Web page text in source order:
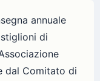
annuale
di
dal Comitato di